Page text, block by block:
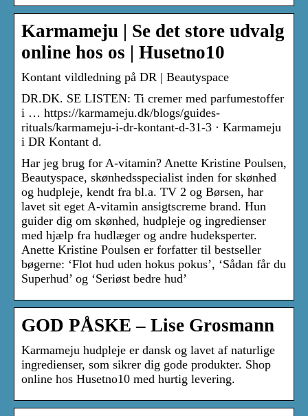
Karmameju | Se det store udvalg
online hos os | Husetno10
Kontant vildledning på DR | Beautyspace
DR.DK. SE LISTEN: Ti cremer med parfumestoffer
i … https://karmameju.dk/blogs/guides-
rituals/karmameju-i-dr-kontant-d-31-3 · Karmameju
i DR Kontant d.
Har jeg brug for A-vitamin? Anette Kristine Poulsen,
Beautyspace, skønhedsspecialist inden for skønhed
og hudpleje, kendt fra bl.a. TV 2 og Børsen, har
lavet sit eget A-vitamin ansigtscreme brand. Hun
guider dig om skønhed, hudpleje og ingredienser
med hjælp fra hudlæger og andre hudeksperter.
Anette Kristine Poulsen er forfatter til bestseller
bøgerne: ‘Flot hud uden hokus pokus’, ‘Sådan får du
Superhud’ og ‘Seriøst bedre hud’
GOD PÅSKE – Lise Grosmann
Karmameju hudpleje er dansk og lavet af naturlige
ingredienser, som sikrer dig gode produkter. Shop
online hos Husetno10 med hurtig levering.